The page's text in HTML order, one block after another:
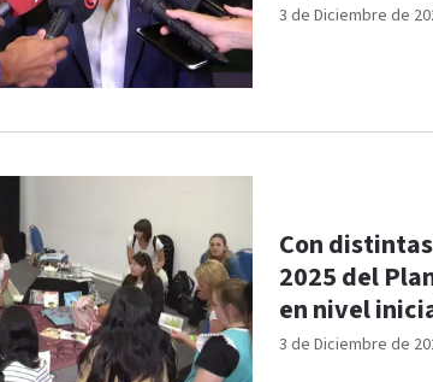
3 de Diciembre de
3 de Diciembre de
Con
2025 del
en nivel